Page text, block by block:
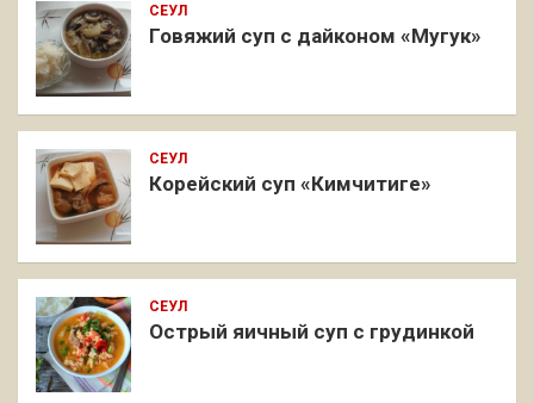
СЕУЛ
Говяжий суп с дайконом «Мугук»
СЕУЛ
Корейский суп «Кимчитиге»
СЕУЛ
Острый яичный суп с грудинкой